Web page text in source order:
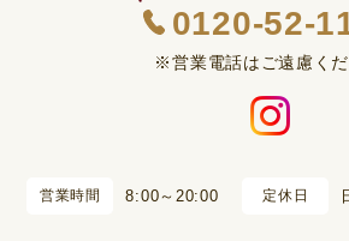
0120-52-
※営業電話はご遠慮く
営業時間 8:00～20:00 定休日